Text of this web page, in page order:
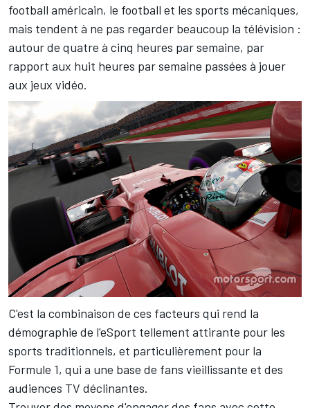
football américain, le football et les sports mécaniques,
mais tendent à ne pas regarder beaucoup la télévision :
autour de quatre à cinq heures par semaine, par
rapport aux huit heures par semaine passées à jouer
aux jeux vidéo.
C'est la combinaison de ces facteurs qui rend la
démographie de l'eSport tellement attirante pour les
sports traditionnels, et particulièrement pour la
Formule 1, qui a une base de fans vieillissante et des
audiences TV déclinantes.